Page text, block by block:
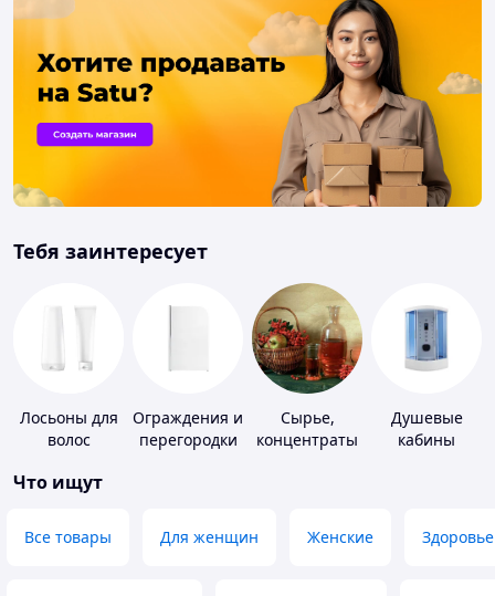
Тебя заинтересует
Лосьоны для
волос
Ограждения и
перегородки
Сырье,
концентраты
Душевые
кабины
Что ищут
Все товары Для женщин Женские Здоровье